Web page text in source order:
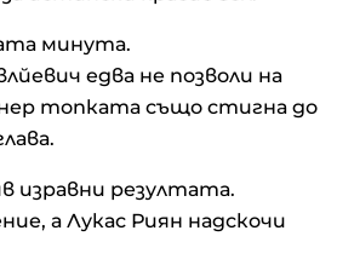
минута.
едва не позволи на
топката също стигна до
изравни резултата.
а Лукас Риян надскочи